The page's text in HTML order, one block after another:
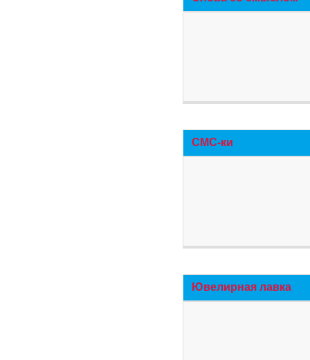
СМС-ки
Ювелирная лавка